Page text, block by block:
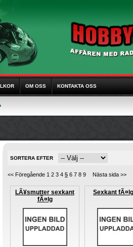
OM OSS KONTAKTA OSS
SORTERA EFTER
<< Föregående 1 2 3 4 5 6 7 8 9 Nästa sida >>
LÃ¥smutter sexkant
fÃ¤lg
Sexkant